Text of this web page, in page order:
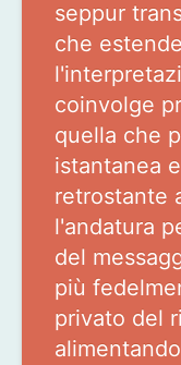
seppur
che
coinvolge
quella che
istantanea
retrostante
l'andatura
del
più
privato del